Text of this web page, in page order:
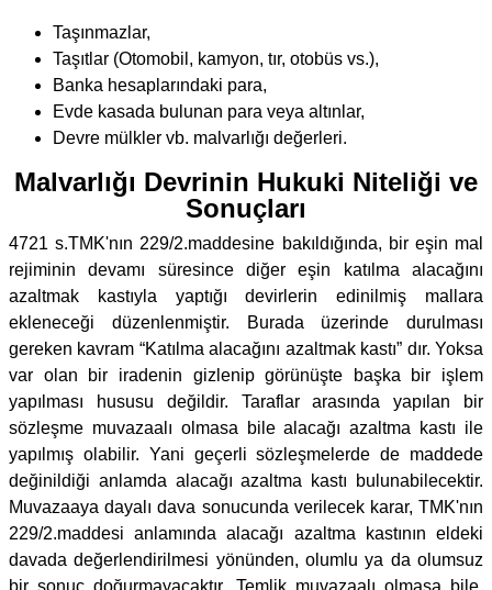
Taşınmazlar,
Taşıtlar (Otomobil, kamyon, tır, otobüs vs.),
Banka hesaplarındaki para,
Evde kasada bulunan para veya altınlar,
Devre mülkler vb. malvarlığı değerleri.
Malvarlığı Devrinin Hukuki Niteliği ve
Sonuçları
4721 s.TMK'nın 229/2.maddesine bakıldığında, bir eşin mal
rejiminin devamı süresince diğer eşin katılma alacağını
azaltmak kastıyla yaptığı devirlerin edinilmiş mallara
ekleneceği düzenlenmiştir. Burada üzerinde durulması
gereken kavram “Katılma alacağını azaltmak kastı” dır. Yoksa
var olan bir iradenin gizlenip görünüşte başka bir işlem
yapılması hususu değildir. Taraflar arasında yapılan bir
sözleşme muvazaalı olmasa bile alacağı azaltma kastı ile
yapılmış olabilir. Yani geçerli sözleşmelerde de maddede
değinildiği anlamda alacağı azaltma kastı bulunabilecektir.
Muvazaaya dayalı dava sonucunda verilecek karar, TMK'nın
229/2.maddesi anlamında alacağı azaltma kastının eldeki
davada değerlendirilmesi yönünden, olumlu ya da olumsuz